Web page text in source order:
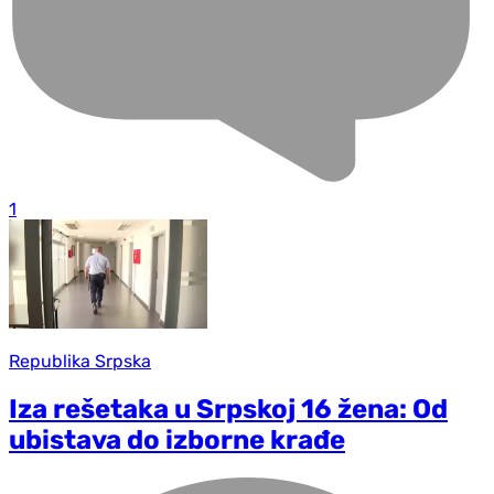
1
Republika Srpska
Iza rešetaka u Srpskoj 16 žena: Od
ubistava do izborne krađe